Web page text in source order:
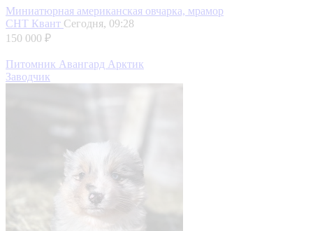
Миниатюрная американская овчарка, мрамор
СНТ Квант Сегодня, 09:28
150 000 ₽
Питомник Авангард Арктик
Заводчик